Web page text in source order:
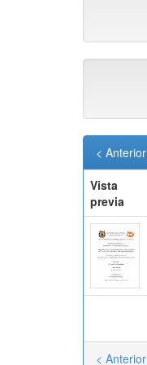
< Anterior
Vista
previa
< Anterior